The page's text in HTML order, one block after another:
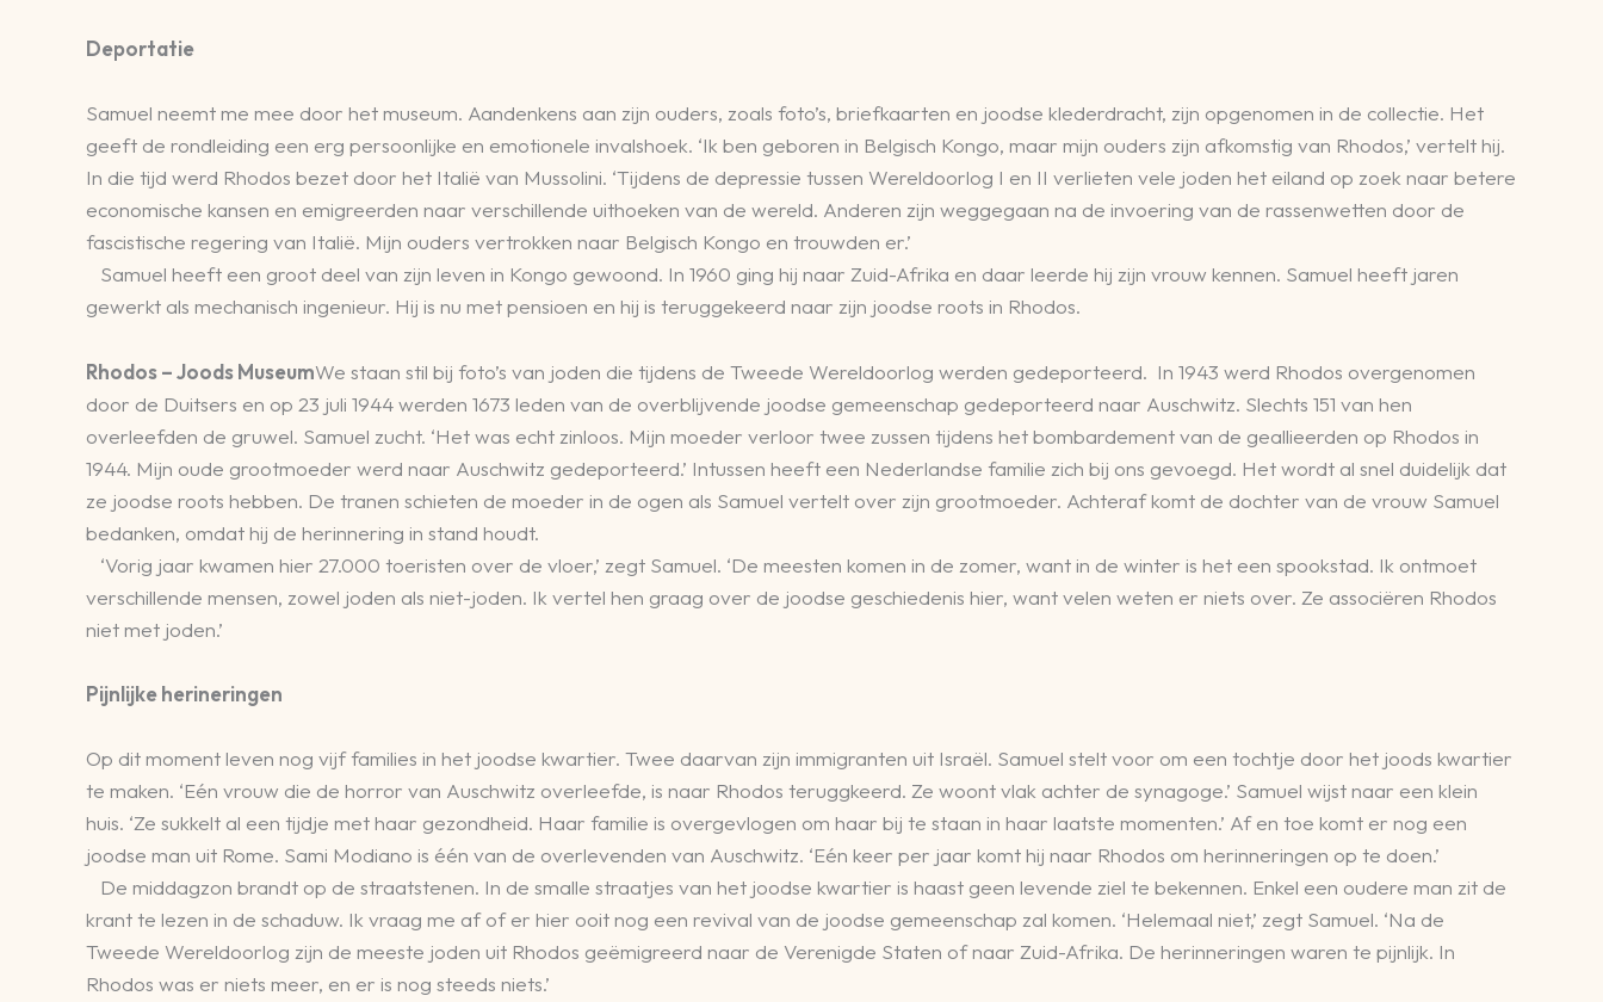
Deportatie
Samuel neemt me mee door het museum. Aandenkens aan zijn ouders, zoals foto’s, briefkaarten en joodse klederdracht, zijn opgenomen in de collectie. Het
geeft de rondleiding een erg persoonlijke en emotionele invalshoek. ‘Ik ben geboren in Belgisch Kongo, maar mijn ouders zijn afkomstig van Rhodos,’ vertelt hij.
In die tijd werd Rhodos bezet door het Italië van Mussolini. ‘Tijdens de depressie tussen Wereldoorlog I en II verlieten vele joden het eiland op zoek naar betere
economische kansen en emigreerden naar verschillende uithoeken van de wereld. Anderen zijn weggegaan na de invoering van de rassenwetten door de
fascistische regering van Italië. Mijn ouders vertrokken naar Belgisch Kongo en trouwden er.’
Samuel heeft een groot deel van zijn leven in Kongo gewoond. In 1960 ging hij naar Zuid-Afrika en daar leerde hij zijn vrouw kennen. Samuel heeft jaren
gewerkt als mechanisch ingenieur. Hij is nu met pensioen en hij is teruggekeerd naar zijn joodse roots in Rhodos.
Rhodos – Joods MuseumWe staan stil bij foto’s van joden die tijdens de Tweede Wereldoorlog werden gedeporteerd. In 1943 werd Rhodos overgenomen
door de Duitsers en op 23 juli 1944 werden 1673 leden van de overblijvende joodse gemeenschap gedeporteerd naar Auschwitz. Slechts 151 van hen
overleefden de gruwel. Samuel zucht. ‘Het was echt zinloos. Mijn moeder verloor twee zussen tijdens het bombardement van de geallieerden op Rhodos in
1944. Mijn oude grootmoeder werd naar Auschwitz gedeporteerd.’ Intussen heeft een Nederlandse familie zich bij ons gevoegd. Het wordt al snel duidelijk dat
ze joodse roots hebben. De tranen schieten de moeder in de ogen als Samuel vertelt over zijn grootmoeder. Achteraf komt de dochter van de vrouw Samuel
bedanken, omdat hij de herinnering in stand houdt.
‘Vorig jaar kwamen hier 27.000 toeristen over de vloer,’ zegt Samuel. ‘De meesten komen in de zomer, want in de winter is het een spookstad. Ik ontmoet
verschillende mensen, zowel joden als niet-joden. Ik vertel hen graag over de joodse geschiedenis hier, want velen weten er niets over. Ze associëren Rhodos
niet met joden.’
Pijnlijke herineringen
Op dit moment leven nog vijf families in het joodse kwartier. Twee daarvan zijn immigranten uit Israël. Samuel stelt voor om een tochtje door het joods kwartier
te maken. ‘Eén vrouw die de horror van Auschwitz overleefde, is naar Rhodos teruggkeerd. Ze woont vlak achter de synagoge.’ Samuel wijst naar een klein
huis. ‘Ze sukkelt al een tijdje met haar gezondheid. Haar familie is overgevlogen om haar bij te staan in haar laatste momenten.’ Af en toe komt er nog een
joodse man uit Rome. Sami Modiano is één van de overlevenden van Auschwitz. ‘Eén keer per jaar komt hij naar Rhodos om herinneringen op te doen.’
De middagzon brandt op de straatstenen. In de smalle straatjes van het joodse kwartier is haast geen levende ziel te bekennen. Enkel een oudere man zit de
krant te lezen in de schaduw. Ik vraag me af of er hier ooit nog een revival van de joodse gemeenschap zal komen. ‘Helemaal niet,’ zegt Samuel. ‘Na de
Tweede Wereldoorlog zijn de meeste joden uit Rhodos geëmigreerd naar de Verenigde Staten of naar Zuid-Afrika. De herinneringen waren te pijnlijk. In
Rhodos was er niets meer, en er is nog steeds niets.’